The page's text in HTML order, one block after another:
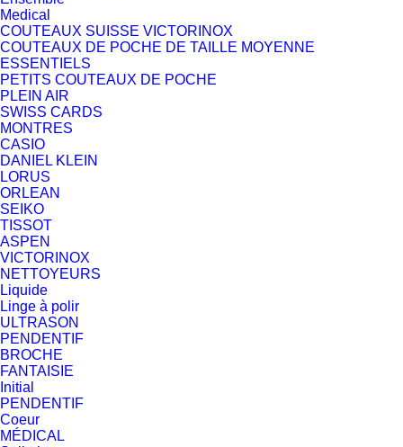
Medical
COUTEAUX SUISSE VICTORINOX
COUTEAUX DE POCHE DE TAILLE MOYENNE
ESSENTIELS
PETITS COUTEAUX DE POCHE
PLEIN AIR
SWISS CARDS
MONTRES
CASIO
DANIEL KLEIN
LORUS
ORLEAN
SEIKO
TISSOT
ASPEN
VICTORINOX
NETTOYEURS
Liquide
Linge à polir
ULTRASON
PENDENTIF
BROCHE
FANTAISIE
Initial
PENDENTIF
Coeur
MÉDICAL